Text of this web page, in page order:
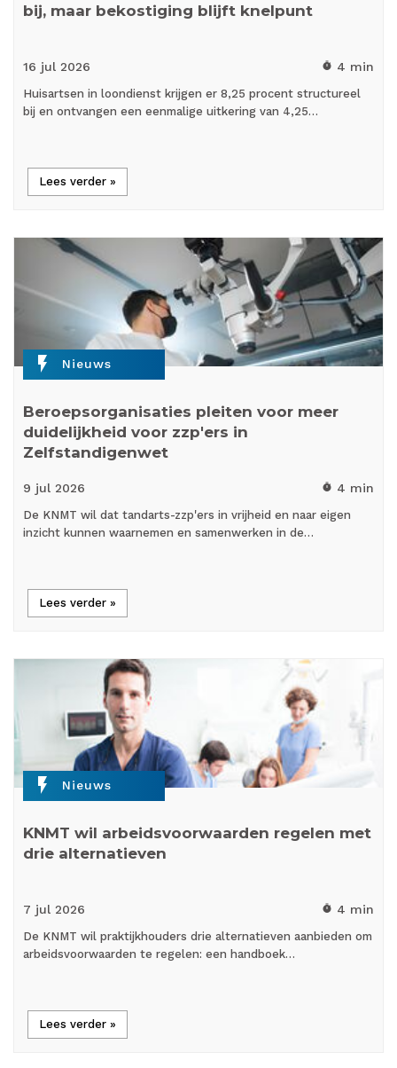
bij, maar bekostiging blijft knelpunt
16 jul 2026 timer 4 min
Huisartsen in loondienst krijgen er 8,25 procent structureel
bij en ontvangen een eenmalige uitkering van 4,25…
Lees verder »
flash_on Nieuws
Beroepsorganisaties pleiten voor meer
duidelijkheid voor zzp'ers in
Zelfstandigenwet
9 jul 2026 timer 4 min
De KNMT wil dat tandarts-zzp'ers in vrijheid en naar eigen
inzicht kunnen waarnemen en samenwerken in de…
Lees verder »
flash_on Nieuws
KNMT wil arbeidsvoorwaarden regelen met
drie alternatieven
7 jul 2026 timer 4 min
De KNMT wil praktijkhouders drie alternatieven aanbieden om
arbeidsvoorwaarden te regelen: een handboek…
Lees verder »